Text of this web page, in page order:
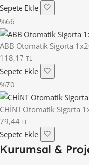
Sepete Ekle
%66
ABB Otomatik Sigorta
118,17 TL
Sepete Ekle
%70
CHİNT Otomatik Sigorta
79,44 TL
Sepete Ekle
Kurumsal &